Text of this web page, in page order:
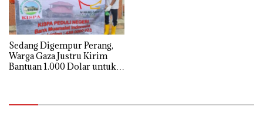
Sedang Digempur Perang,
Warga Gaza Justru Kirim
Bantuan 1.000 Dolar untuk